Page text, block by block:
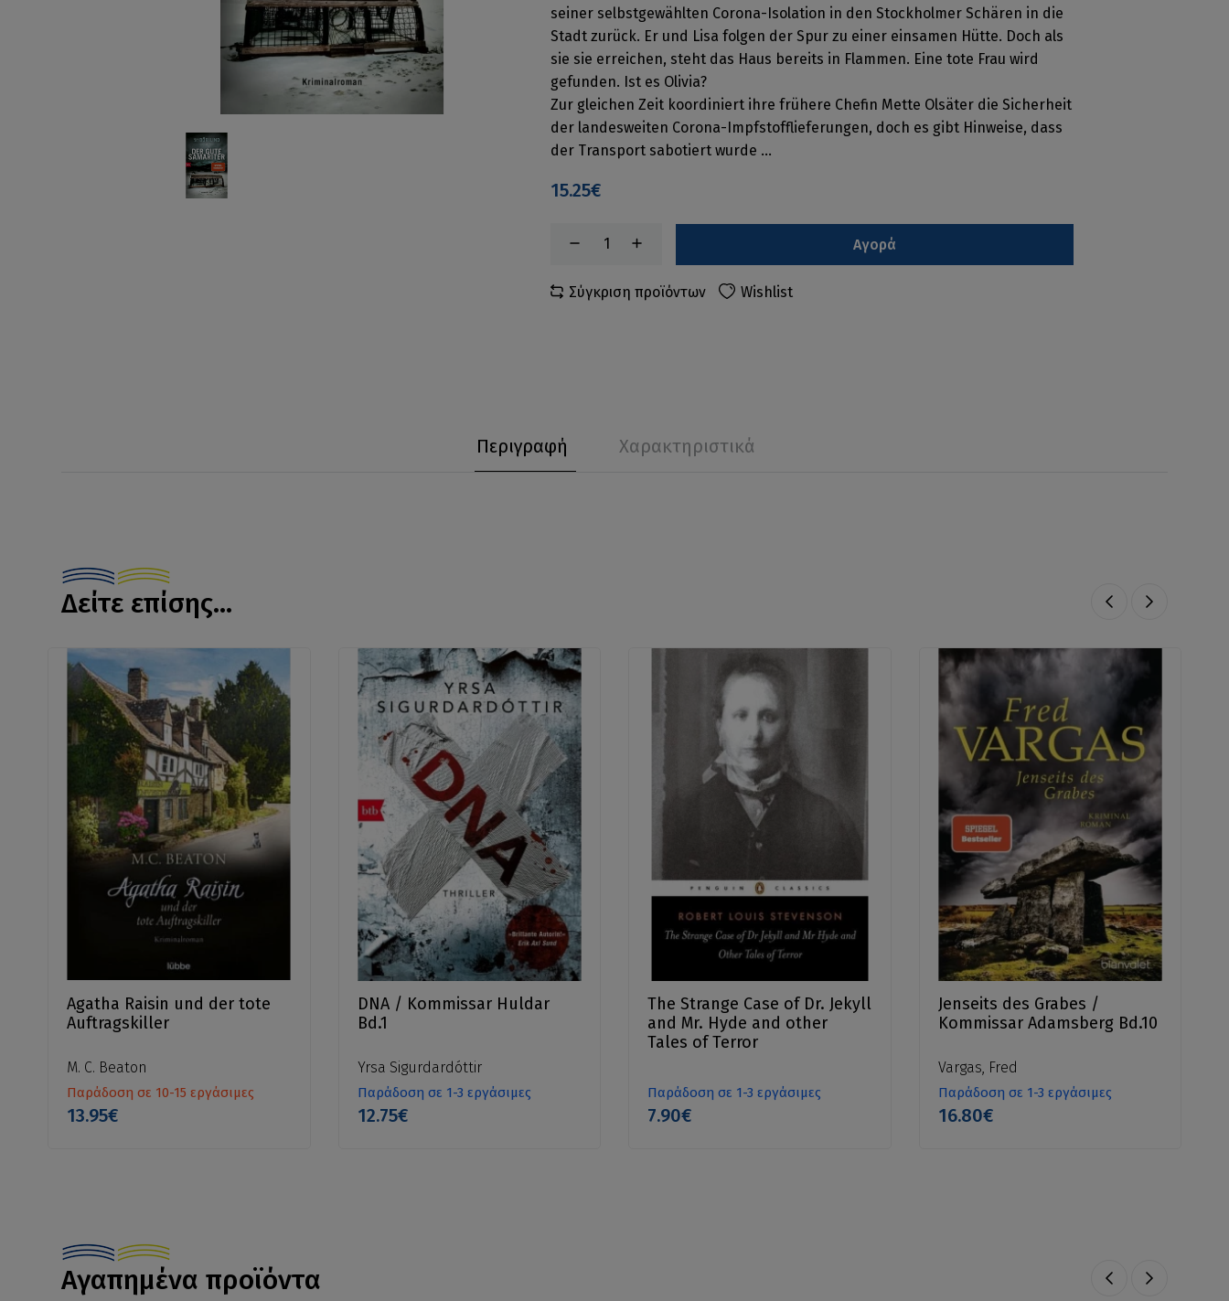
seiner selbstgewählten Corona-Isolation in den Stockholmer Schären in die
Stadt zurück. Er und Lisa folgen der Spur zu einer einsamen Hütte. Doch als
sie sie erreichen, steht das Haus bereits in Flammen. Eine tote Frau wird
gefunden. Ist es Olivia?
Zur gleichen Zeit koordiniert ihre frühere Chefin Mette Olsäter die Sicherheit
der landesweiten Corona-Impfstofflieferungen, doch es gibt Hinweise, dass
der Transport sabotiert wurde ...
15.25€
Αγορά
Σύγκριση προϊόντων Wishlist
Περιγραφή Χαρακτηριστικά
Δείτε επίσης...
Agatha Raisin und der tote
Auftragskiller
M. C. Beaton
Παράδοση σε 10-15 εργάσιμες
13.95€
DNA / Kommissar Huldar
Bd.1
Yrsa Sigurdardóttir
Παράδοση σε 1-3 εργάσιμες
12.75€
The Strange Case of Dr. Jekyll
and Mr. Hyde and other
Tales of Terror
Παράδοση σε 1-3 εργάσιμες
7.90€
Jenseits des Grabes /
Kommissar Adamsberg Bd.10
Vargas, Fred
Παράδοση σε 1-3 εργάσιμες
16.80€
Αγαπημένα προϊόντα